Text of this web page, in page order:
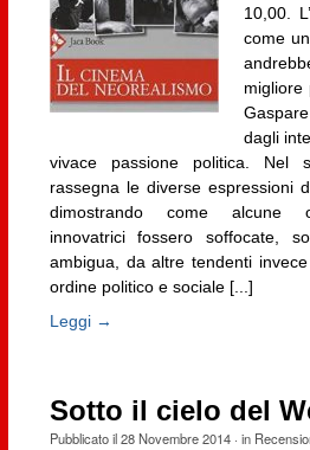
10,00.
come
migliore
dagli
vivace passione politica. Nel
rassegna le diverse espressioni
dimostrando come alcune
innovatrici fossero soffocate,
ambigua, da altre tendenti
ordine politico e sociale [...]
Leggi →
Sotto il cielo del
Pubblicato il28 Novembre 2014· in